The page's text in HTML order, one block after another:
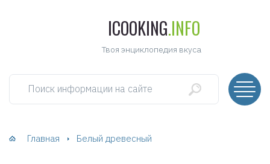
ICOOKING.INFO
Твоя энциклопедия вкуса
Поиск информации на сайте
Главная Белый древесный